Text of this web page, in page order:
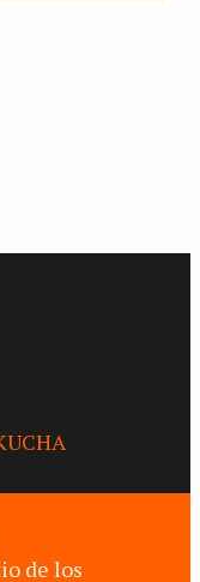
de los